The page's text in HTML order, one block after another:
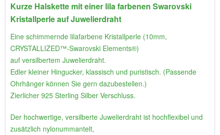
Kurze Halskette mit einer lila farbenen Swarovski
Kristallperle auf Juwelierdraht
Eine schimmernde lilafarbene Kristallperle (10mm,
CRYSTALLIZED™-Swarovski Elements®)
auf versilbertem Juwelierdraht.
Edler kleiner Hingucker, klassisch und puristisch. (Passende
Ohrhänger können Sie gern dazubestellen.)
Zierlicher 925 Sterling Silber Verschluss.
Der hochwertige, versilberte Juwelierdraht ist hochflexibel und
zusätzlich nylonummantelt,